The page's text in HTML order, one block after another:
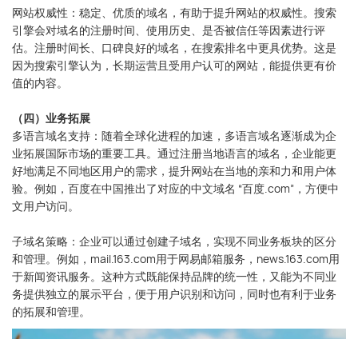
网站权威性：稳定、优质的域名，有助于提升网站的权威性。搜索
引擎会对域名的注册时间、使用历史、是否被信任等因素进行评
估。注册时间长、口碑良好的域名，在搜索排名中更具优势。这是
因为搜索引擎认为，长期运营且受用户认可的网站，能提供更有价
值的内容。
（四）业务拓展
多语言域名支持：随着全球化进程的加速，多语言域名逐渐成为企
业拓展国际市场的重要工具。通过注册当地语言的域名，企业能更
好地满足不同地区用户的需求，提升网站在当地的亲和力和用户体
验。例如，百度在中国推出了对应的中文域名 “百度.com”，方便中
文用户访问。
子域名策略：企业可以通过创建子域名，实现不同业务板块的区分
和管理。例如，mail.163.com用于网易邮箱服务，news.163.com用
于新闻资讯服务。这种方式既能保持品牌的统一性，又能为不同业
务提供独立的展示平台，便于用户识别和访问，同时也有利于业务
的拓展和管理。